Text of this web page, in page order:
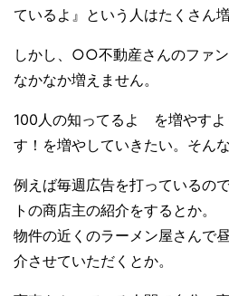
ているよ』という人はたくさん増
しかし、○○不動産さんのファ
なかなか増えません。
100人の知ってるよ を増やすよ
す！を増やしていきたい。そん
例えば毎週広告を打っているの
トの商店主の紹介をするとか。
物件の近くのラーメン屋さんで
介させていただくとか。